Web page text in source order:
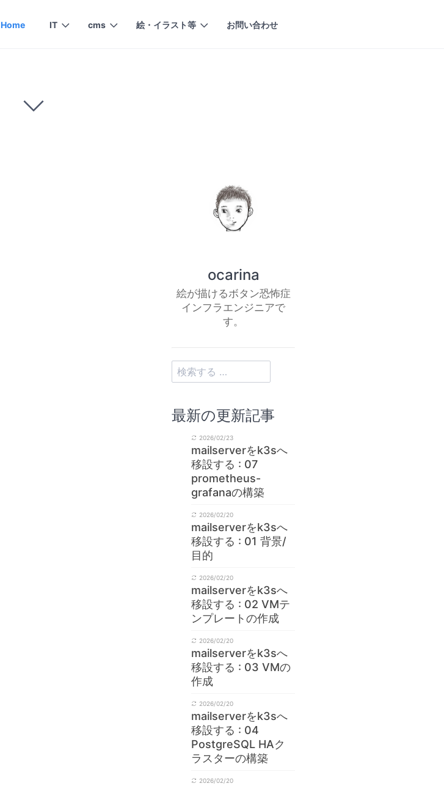
Home IT cms 絵・イラスト等 お問い合わせ
ocarina
絵が描けるボタン恐怖症
インフラエンジニアで
す。
最新の更新記事
2026/02/23
mailserverをk3sへ
移設する : 07
prometheus-
grafanaの構築
2026/02/20
mailserverをk3sへ
移設する : 01 背景/
目的
2026/02/20
mailserverをk3sへ
移設する : 02 VMテ
ンプレートの作成
2026/02/20
mailserverをk3sへ
移設する : 03 VMの
作成
2026/02/20
mailserverをk3sへ
移設する : 04
PostgreSQL HAク
ラスターの構築
2026/02/20